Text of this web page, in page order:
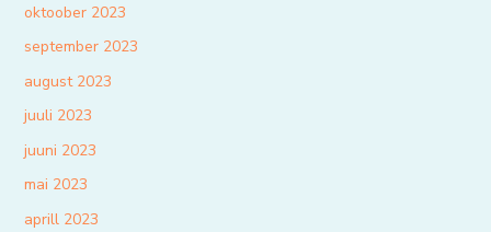
oktoober 2023
september 2023
august 2023
juuli 2023
juuni 2023
mai 2023
aprill 2023